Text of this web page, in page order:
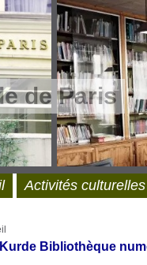
de Paris
Bibliothèque
Activités culturelles